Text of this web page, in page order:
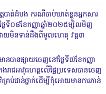
បាត់ដំបង ករណីចាប់ឃាត់ខ្លួនអ្នកសារ
ៃទី០៨ខែកញ្ញាឆ្នាំ២០២៥ម្សិលមិញ
មិនទាន់ដឹងពីមូលហេតុ វគ្គ៣
ានបានផ្សាយចេញនៅថ្ងៃទី៧ខែកញ្ញា
រាជអាវុធហត្ថលើផ្ទៃប្រទេសបានចេញ
គ្រប់ជាន់ថ្នាក់ដើម្បីកុំអោយមានការភាន់